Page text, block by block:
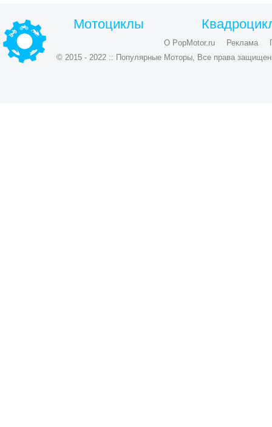
Мотоциклы
О PopMotor.ru Реклама
© 2015 - 2022 :: Популярные Моторы, Все права